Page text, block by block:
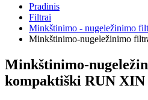
Pradinis
Filtrai
Minkštinimo - nugeležinimo
Minkštinimo-nugeležinimo
Minkštinimo-
kompaktiški RUN XIN